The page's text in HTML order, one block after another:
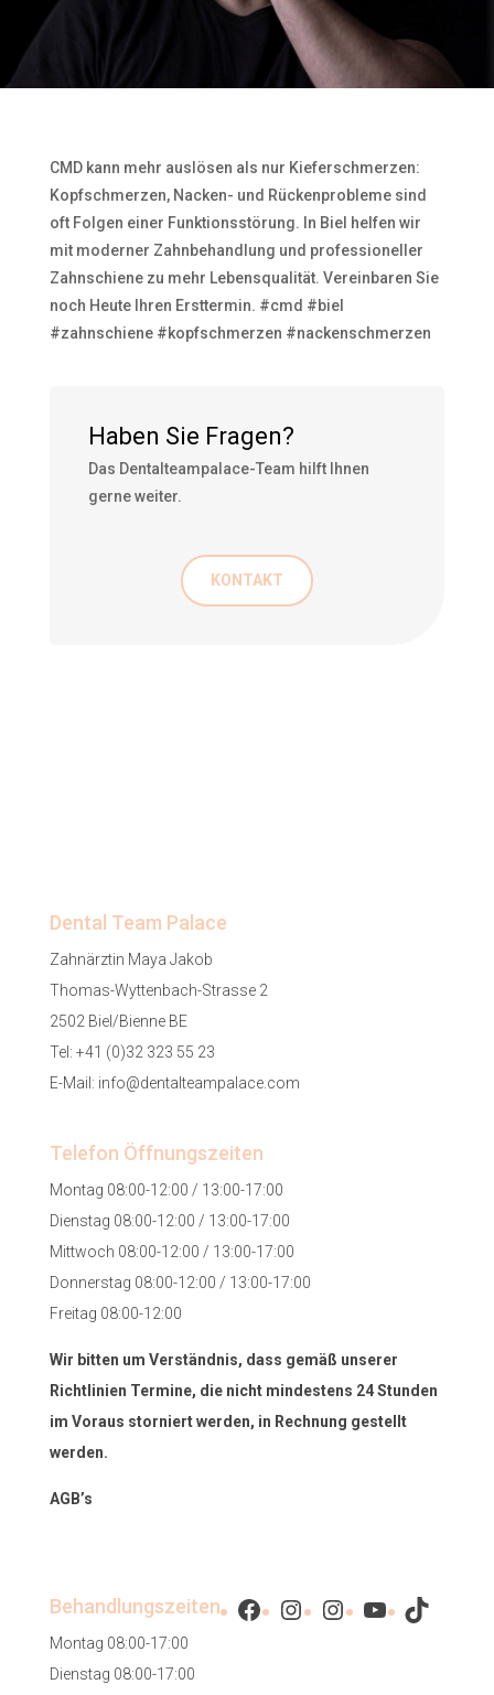
CMD kann mehr auslösen als nur Kieferschmerzen:
Kopfschmerzen, Nacken- und Rückenprobleme sind
oft Folgen einer Funktionsstörung. In Biel helfen wir
mit moderner Zahnbehandlung und professioneller
Zahnschiene zu mehr Lebensqualität. Vereinbaren Sie
noch Heute Ihren Ersttermin. #cmd #biel
#zahnschiene #kopfschmerzen #nackenschmerzen
Haben Sie Fragen?
Das Dentalteampalace-Team hilft Ihnen
gerne weiter.
KONTAKT
Dental Team Palace
Zahnärztin Maya Jakob
Thomas-Wyttenbach-Strasse 2
2502 Biel/Bienne BE
Tel: +41 (0)32 323 55 23
E-Mail: info@dentalteampalace.com
Telefon Öffnungszeiten
Montag 08:00-12:00 / 13:00-17:00
Dienstag 08:00-12:00 / 13:00-17:00
Mittwoch 08:00-12:00 / 13:00-17:00
Donnerstag 08:00-12:00 / 13:00-17:00
Freitag 08:00-12:00
Wir bitten um Verständnis, dass gemäß unserer
Richtlinien Termine, die nicht mindestens 24 Stunden
im Voraus storniert werden, in Rechnung gestellt
werden.
AGB’s
Behandlungszeiten
Montag 08:00-17:00
Dienstag 08:00-17:00
Facebook
Instagram
Instagram
YouTube
TikTok